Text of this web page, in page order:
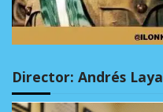
Director: Andrés Laya